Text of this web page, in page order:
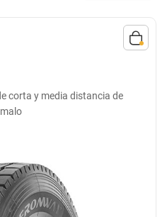
de calor
en general y
corta y media distancia de